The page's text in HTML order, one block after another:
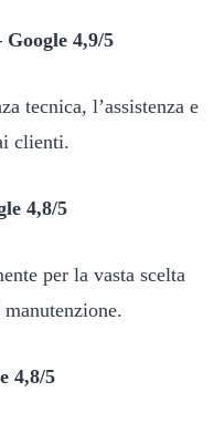
4,9/5
tecnica, l’assistenza e
clienti.
4,8/5
per la vasta scelta
4,8/5